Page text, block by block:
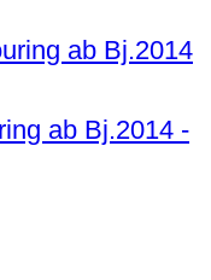
ab Bj.2014 -